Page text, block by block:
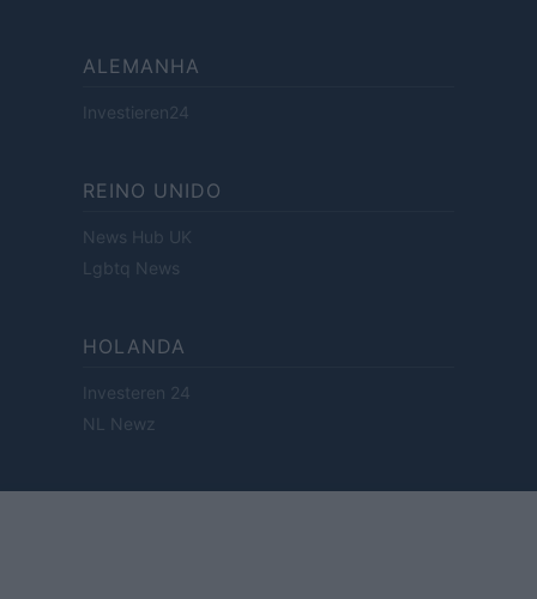
ALEMANHA
Investieren24
REINO UNIDO
News Hub UK
Lgbtq News
HOLANDA
Investeren 24
NL Newz